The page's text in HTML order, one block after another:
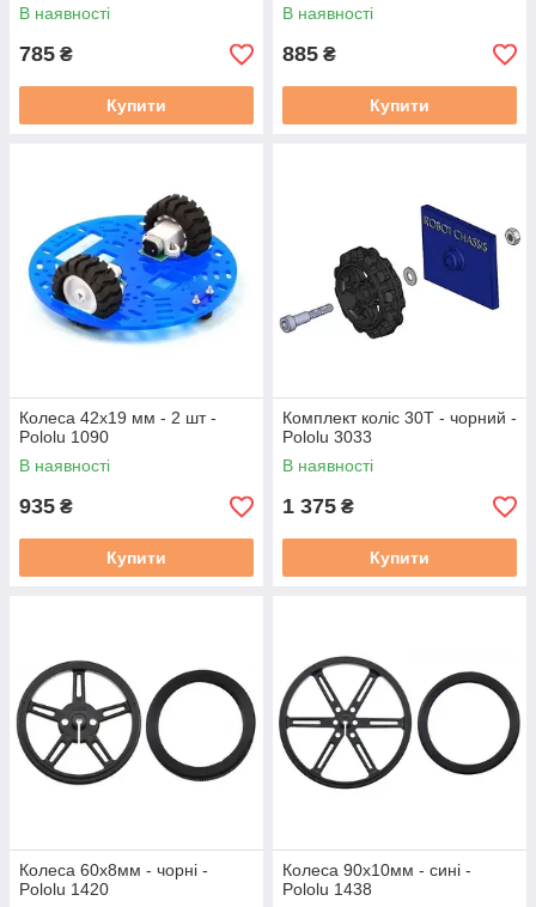
В наявності
785 ₴
Купити
В наявності
885 ₴
Купити
Колеса 42x19 мм - 2 шт -
Pololu 1090
В наявності
935 ₴
Купити
Комплект коліс 30T - чорний -
Pololu 3033
В наявності
1 375 ₴
Купити
Колеса 60x8мм - чорні -
Pololu 1420
Колеса 90x10мм - сині -
Pololu 1438